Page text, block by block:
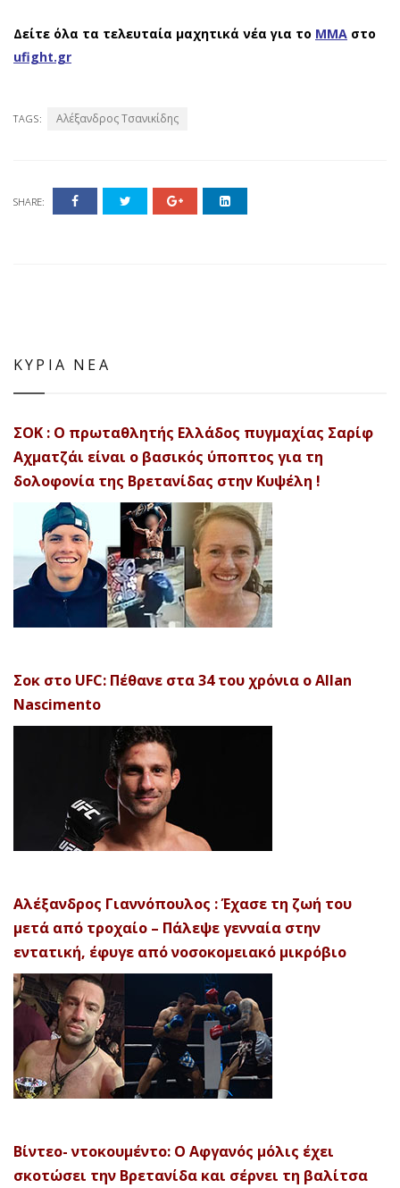
Δείτε όλα τα τελευταία μαχητικά νέα για το ΜΜΑ στο
ufight.gr
TAGS: Αλέξανδρος Τσανικίδης
SHARE:
ΚΥΡΙΑ ΝΕΑ
ΣΟΚ : Ο πρωταθλητής Ελλάδος πυγμαχίας Σαρίφ
Αχματζάι είναι ο βασικός ύποπτος για τη
δολοφονία της Βρετανίδας στην Κυψέλη !
Σοκ στο UFC: Πέθανε στα 34 του χρόνια ο Allan
Nascimento
Αλέξανδρος Γιαννόπουλος : Έχασε τη ζωή του
μετά από τροχαίο – Πάλεψε γενναία στην
εντατική, έφυγε από νοσοκομειακό μικρόβιο
Βίντεο- ντοκουμέντο: Ο Αφγανός μόλις έχει
σκοτώσει την Βρετανίδα και σέρνει τη βαλίτσα